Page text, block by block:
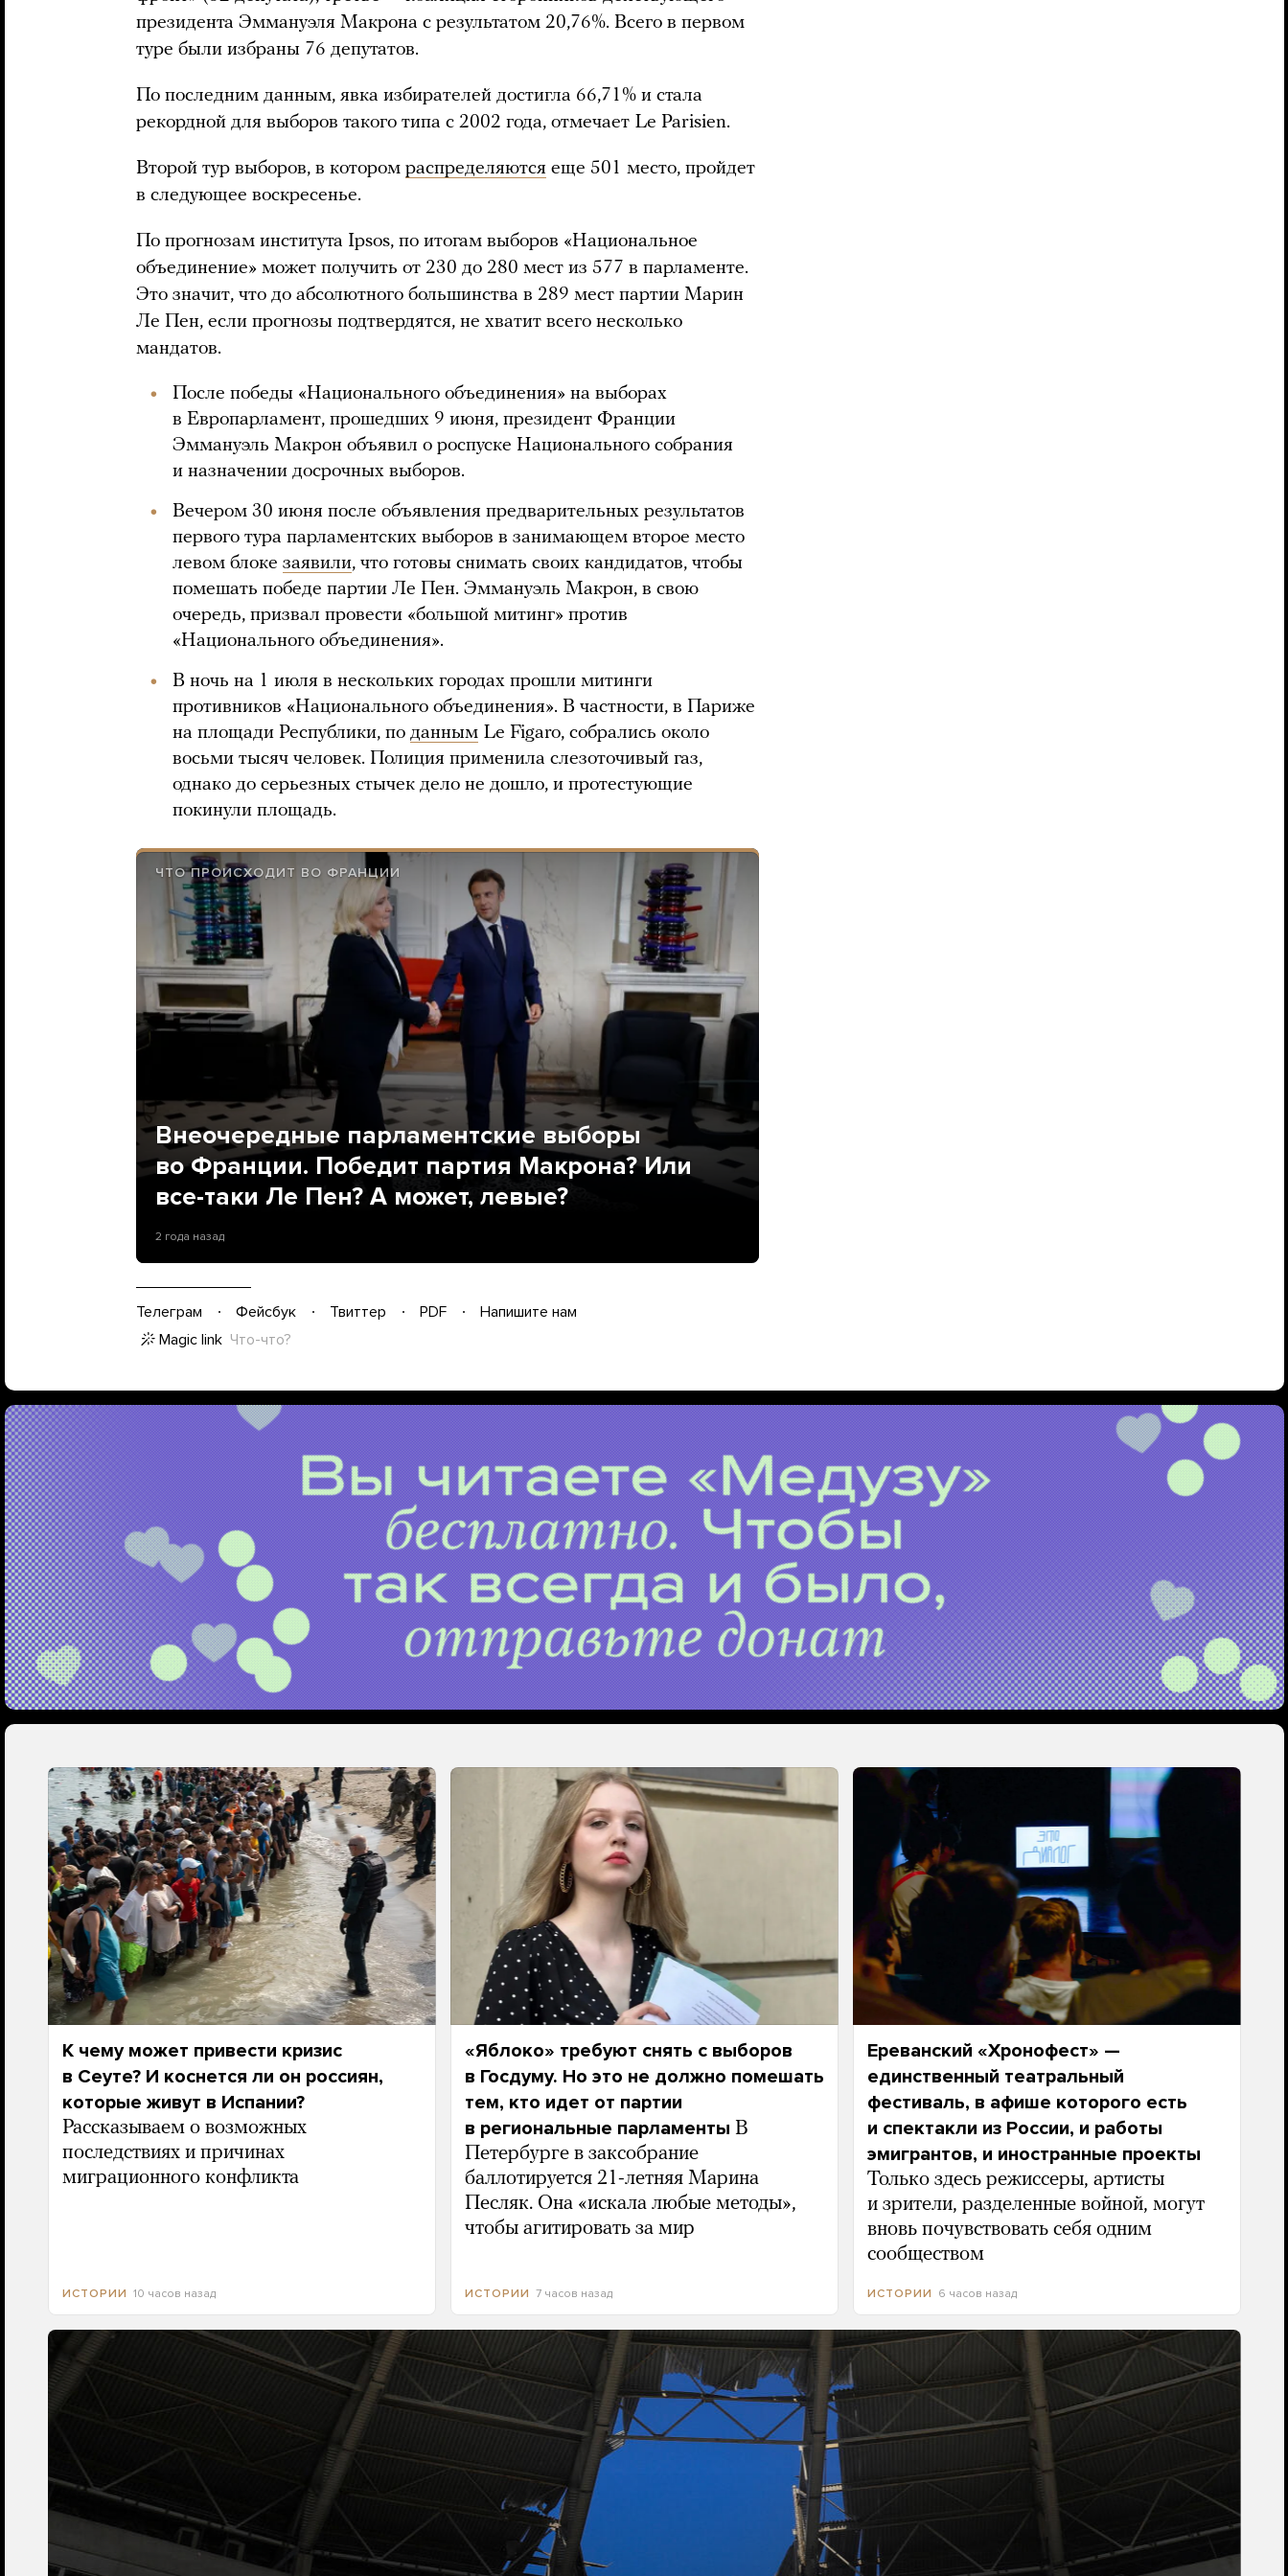
президента Эммануэля Макрона с результатом 20,76%. Всего в первом
туре были избраны 76 депутатов.
По последним данным, явка избирателей достигла 66,71% и стала
рекордной для выборов такого типа с 2002 года, отмечает Le Parisien.
Второй тур выборов, в котором распределяются еще 501 место, пройдет
в следующее воскресенье.
По прогнозам института Ipsos, по итогам выборов «Национальное
объединение» может получить от 230 до 280 мест из 577 в парламенте.
Это значит, что до абсолютного большинства в 289 мест партии Марин
Ле Пен, если прогнозы подтвердятся, не хватит всего несколько
мандатов.
После победы «Национального объединения» на выборах
в Европарламент, прошедших 9 июня, президент Франции
Эммануэль Макрон объявил о роспуске Национального собрания
и назначении досрочных выборов.
Вечером 30 июня после объявления предварительных результатов
первого тура парламентских выборов в занимающем второе место
левом блоке заявили, что готовы снимать своих кандидатов, чтобы
помешать победе партии Ле Пен. Эммануэль Макрон, в свою
очередь, призвал провести «большой митинг» против
«Национального объединения».
В ночь на 1 июля в нескольких городах прошли митинги
противников «Национального объединения». В частности, в Париже
на площади Республики, по данным Le Figaro, собрались около
восьми тысяч человек. Полиция применила слезоточивый газ,
однако до серьезных стычек дело не дошло, и протестующие
покинули площадь.
ЧТО ПРОИСХОДИТ ВО ФРАНЦИИ
Внеочередные парламентские выборы
во Франции. Победит партия Макрона? Или
все-таки Ле Пен? А может, левые?
2 года назад
Телеграм Фейсбук Твиттер PDF
Напишите нам
Magic link Что-что?
К чему может привести кризис
в Сеуте? И коснется ли он россиян,
которые живут в Испании?
Рассказываем о возможных
последствиях и причинах
миграционного конфликта
ИСТОРИИ 10 часов назад
«Яблоко» требуют снять с выборов
в Госдуму. Но это не должно помешать
тем, кто идет от партии
в региональные парламенты В
Петербурге в заксобрание
баллотируется 21-летняя Марина
Песляк. Она «искала любые методы»,
чтобы агитировать за мир
ИСТОРИИ 7 часов назад
Ереванский «Хронофест» —
единственный театральный
фестиваль, в афише которого есть
и спектакли из России, и работы
эмигрантов, и иностранные проекты
Только здесь режиссеры, артисты
и зрители, разделенные войной, могут
вновь почувствовать себя одним
сообществом
ИСТОРИИ 6 часов назад